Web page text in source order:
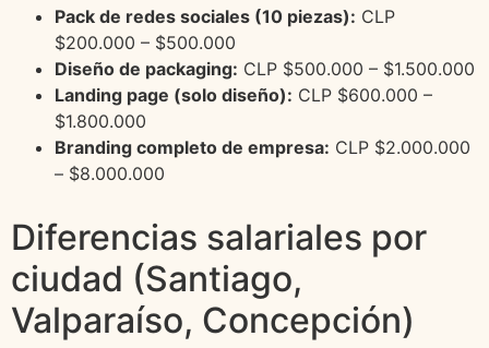
Pack de redes sociales (10 piezas): CLP
$200.000 – $500.000
Diseño de packaging: CLP $500.000 – $1.500.000
Landing page (solo diseño): CLP $600.000 –
$1.800.000
Branding completo de empresa: CLP $2.000.000
– $8.000.000
Diferencias salariales por
ciudad (Santiago,
Valparaíso, Concepción)